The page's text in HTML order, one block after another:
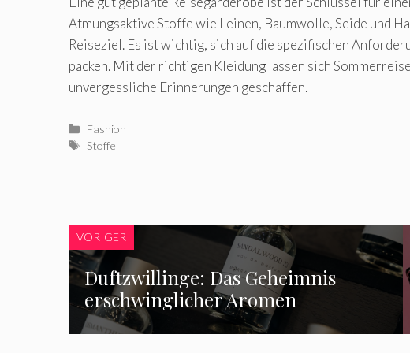
Atmungsaktive Stoffe wie Leinen, Baumwolle, Seide und
Reiseziel. Es ist wichtig, sich auf die spezifischen
packen. Mit der richtigen Kleidung lassen sich
unvergessliche Erinnerungen geschaffen.
Kategorien
Fashion
Schlagwörter
Stoffe
VORIGER
Duftzwillinge: Das Geheimnis
erschwinglicher Aromen